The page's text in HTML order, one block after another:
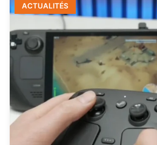
ACTUALITÉS